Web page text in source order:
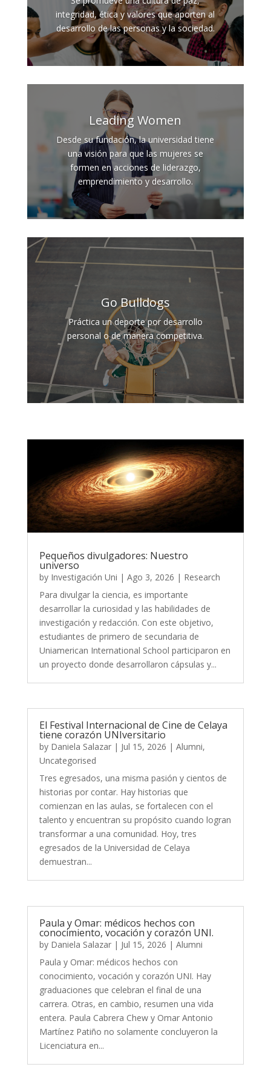
integridad, ética y valores que aporten al
desarrollo de las personas y la sociedad.
Leading Women
Desde su fundación, la universidad tiene
una visión para que las mujeres se
formen en acciones de liderazgo,
emprendimiento y desarrollo.
Go Bulldogs
Práctica un deporte por desarrollo
personal o de manera competitiva.
Pequeños divulgadores: Nuestro
universo
by Investigación Uni | Ago 3, 2026 | Research
Para divulgar la ciencia, es importante
desarrollar la curiosidad y las habilidades de
investigación y redacción. Con este objetivo,
estudiantes de primero de secundaria de
Uniamerican International School participaron en
un proyecto donde desarrollaron cápsulas y...
El Festival Internacional de Cine de Celaya
tiene corazón UNIversitario
by Daniela Salazar| Jul 15, 2026 | Alumni,
Uncategorised
Tres egresados, una misma pasión y cientos de
historias por contar. Hay historias que
comienzan en las aulas, se fortalecen con el
talento y encuentran su propósito cuando logran
transformar a una comunidad. Hoy, tres
egresados de la Universidad de Celaya
demuestran...
Paula y Omar: médicos hechos con
conocimiento, vocación y corazón UNI.
by Daniela Salazar| Jul 15, 2026 | Alumni
Paula y Omar: médicos hechos con
conocimiento, vocación y corazón UNI. Hay
graduaciones que celebran el final de una
carrera. Otras, en cambio, resumen una vida
entera. Paula Cabrera Chew y Omar Antonio
Martínez Patiño no solamente concluyeron la
Licenciatura en...